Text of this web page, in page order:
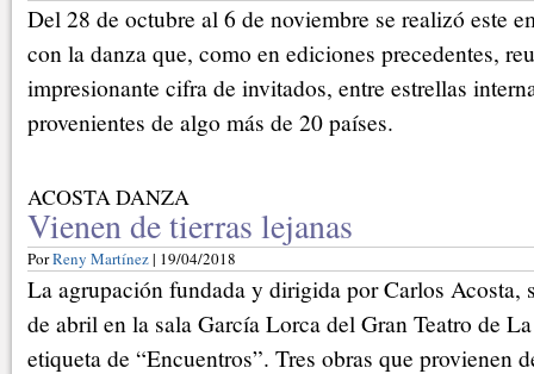
Del 28 de octubre al 6 de noviembre se realizó este
con la danza que, como en ediciones precedentes,
impresionante cifra de invitados, entre estrellas
provenientes de algo más de 20 países.
ACOSTA DANZA
Vienen de tierras lejanas
PorReny Martínez| 19/04/2018
La agrupación fundada y dirigida por Carlos Acosta,
de abril en la sala García Lorca del Gran Teatro de
etiqueta de “Encuentros”. Tres obras que provienen